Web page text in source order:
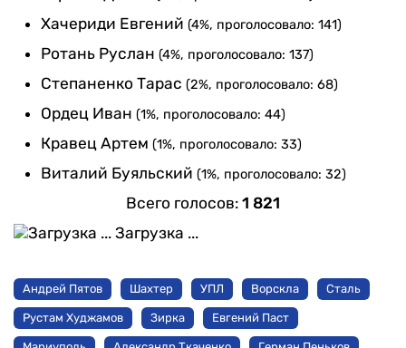
Хачериди Евгений (4%, проголосовало: 141)
Ротань Руслан (4%, проголосовало: 137)
Степаненко Тарас (2%, проголосовало: 68)
Ордец Иван (1%, проголосовало: 44)
Кравец Артем (1%, проголосовало: 33)
Виталий Буяльский (1%, проголосовало: 32)
Всего голосов: 1 821
Загрузка ...
Андрей Пятов Шахтер УПЛ Ворскла Сталь
Рустам Худжамов Зирка Евгений Паст